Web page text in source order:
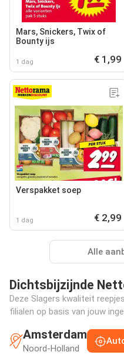
Mars, Snickers, Twix of
Bounty ijs
1 dag € 1,99
Verspakket soep
1 dag € 2,99
Alle
Dichtsbijzijnde
Deze Slagers kwaliteit
filialen op basis van jouw
Amsterdam
Noord-Holland